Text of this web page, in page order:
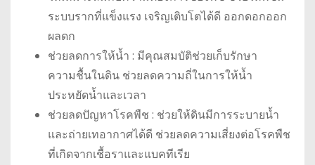
ระบบรากที่แข็งแรง เจริญเติบโตได้ดี ออกดอกออก
ผลดก
ช่วยลดการให้น้ำ : มีคุณสมบัติช่วยเก็บรักษา
ความชื้นในดิน ช่วยลดความถี่ในการให้น้ำ
ประหยัดน้ำและเวลา
ช่วยลดปัญหาโรคพืช : ช่วยให้ดินมีการระบายน้ำ
และถ่ายเทอากาศได้ดี ช่วยลดความเสี่ยงต่อโรคพืช
ที่เกิดจากเชื้อราและแบคทีเรีย